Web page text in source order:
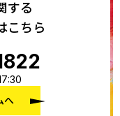
する
こちら
へ